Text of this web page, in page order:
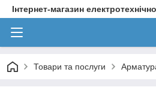
Інтернет-магазин
Товари та послуги